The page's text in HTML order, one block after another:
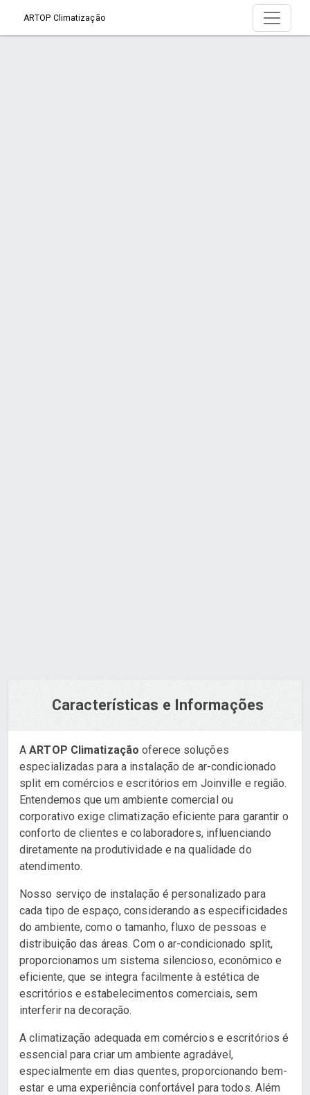
ARTOP Climatização
Características e Informações
AARTOP Climatização oferece soluções
especializadas para a instalação de ar-condicionado
split em comércios e escritórios em Joinville e região.
Entendemos que um ambiente comercial ou
corporativo exige climatização eficiente para garantir o
conforto de clientes e colaboradores, influenciando
diretamente na produtividade e na qualidade do
atendimento.
Nosso serviço de instalação é personalizado para
cada tipo de espaço, considerando as especificidades
do ambiente, como o tamanho, fluxo de pessoas e
distribuição das áreas. Com o ar-condicionado split,
proporcionamos um sistema silencioso, econômico e
eficiente, que se integra facilmente à estética de
escritórios e estabelecimentos comerciais, sem
interferir na decoração.
A climatização adequada em comércios e escritórios é
essencial para criar um ambiente agradável,
especialmente em dias quentes, proporcionando bem-
estar e uma experiência confortável para todos. Além